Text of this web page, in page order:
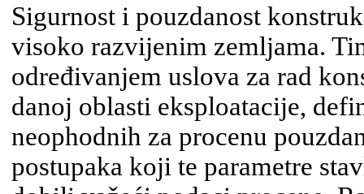
Sigurnost i pouzdanost
visoko razvijenim zemljama.
određivanjem uslova za rad
danoj oblasti eksploatacije,
neophodnih za procenu
postupaka koji te parametre